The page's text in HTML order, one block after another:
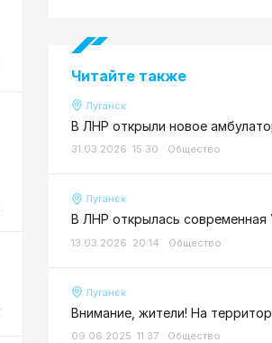
Читайте также
Луганск
В ЛНР открыли новое
31.03.2026 15:30 Общество
Луганск
В ЛНР открылась современная
13.03.2026 20:14 Общество
Луганск
Внимание, жители! На
09.06.2025 11:37 Общество